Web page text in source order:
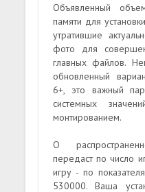
Объявленный
памяти для
утратившие
фото для
главных файлов.
обновленный
6+, это важный
системных
монтированием.
О
передаст по число
игру - по
530000. Ваша